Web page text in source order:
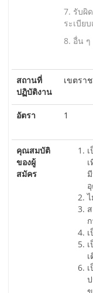
7. รับผิ
ระเบีย
8. อื่น
สถานที่
ปฏิบัติงาน
เขตรา
อัตรา 1
คุณสมบัติ
ของผู้
สมัคร